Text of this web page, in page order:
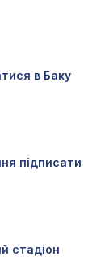
в Баку
підписати
стадіон